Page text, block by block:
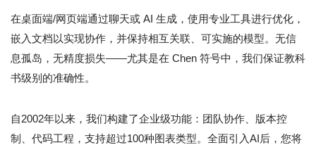
在桌面端/网页端通过聊天或 AI 生成，使用专业工具进行优化，
嵌入文档以实现协作，并保持相互关联、可实施的模型。无信
息孤岛，无精度损失——尤其是在 Chen 符号中，我们保证教科
书级别的准确性。
自2002年以来，我们构建了企业级功能：团队协作、版本控
制、代码工程，支持超过100种图表类型。全面引入AI后，您将